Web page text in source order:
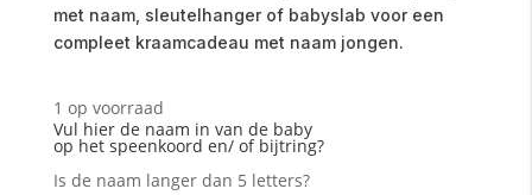
met naam, sleutelhanger of babyslab voor een
compleet kraamcadeau met naam jongen.
1 op voorraad
Vul hier de naam in van de baby
op het speenkoord en/ of bijtring?
Is de naam langer dan 5 letters?